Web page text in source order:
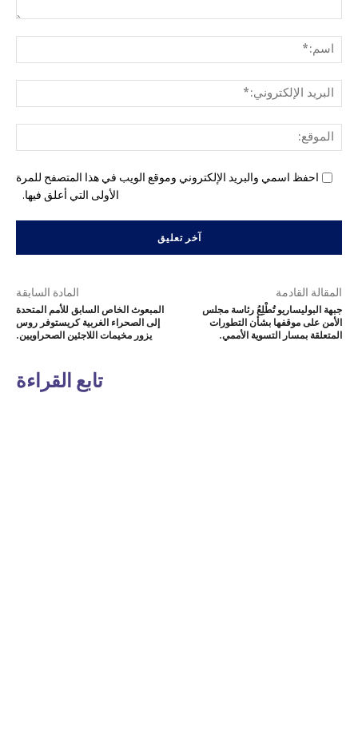
احفظ اسمي والبريد الإلكتروني وموقع الويب في هذا المتصفح للمرة
الأولى التي أعلق فيها.
المادة السابقة
المبعوث الخاص السابق للأمم المتحدة
إلى الصحراء الغربية كريستوفر روس
يزور مخيمات اللاجئين الصحراويين.
المقالة القادمة
جبهة البوليساريو تُطْلِعُ رئاسة مجلس
الأمن على موقفها بشأن التطورات
المتعلقة بمسار التسوية الأممي.
تابع القراءة